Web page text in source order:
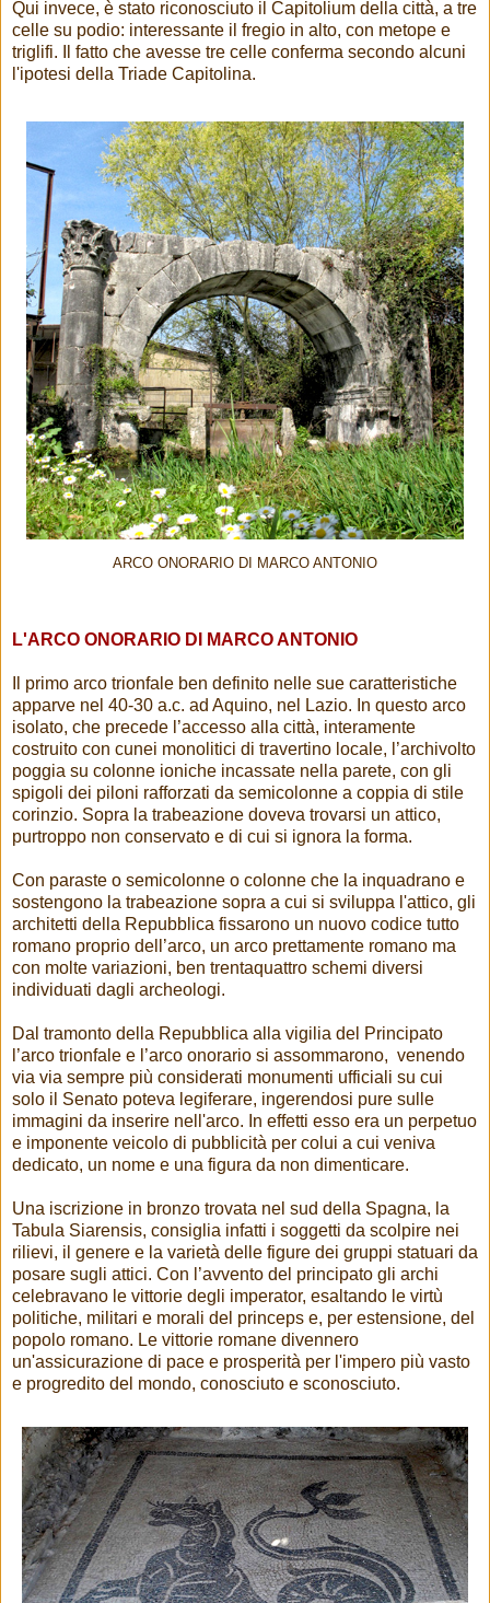
Qui invece, è stato riconosciuto il Capitolium della città, a tre
celle su podio: interessante il fregio in alto, con metope e
triglifi. Il fatto che avesse tre celle conferma secondo alcuni
l'ipotesi della Triade Capitolina.
ARCO ONORARIO DI MARCO ANTONIO
L'ARCO ONORARIO DI MARCO ANTONIO
Il primo arco trionfale ben definito nelle sue caratteristiche
apparve nel 40-30 a.c. ad Aquino, nel Lazio. In questo arco
isolato, che precede l’accesso alla città, interamente
costruito con cunei monolitici di travertino locale, l’archivolto
poggia su colonne ioniche incassate nella parete, con gli
spigoli dei piloni rafforzati da semicolonne a coppia di stile
corinzio. Sopra la trabeazione doveva trovarsi un attico,
purtroppo non conservato e di cui si ignora la forma.
Con paraste o semicolonne o colonne che la inquadrano e
sostengono la trabeazione sopra a cui si sviluppa l'attico, gli
architetti della Repubblica fissarono un nuovo codice tutto
romano proprio dell’arco, un arco prettamente romano ma
con molte variazioni, ben trentaquattro schemi diversi
individuati dagli archeologi.
Dal tramonto della Repubblica alla vigilia del Principato
l’arco trionfale e l’arco onorario si assommarono, venendo
via via sempre più considerati monumenti ufficiali su cui
solo il Senato poteva legiferare, ingerendosi pure sulle
immagini da inserire nell'arco. In effetti esso era un perpetuo
e imponente veicolo di pubblicità per colui a cui veniva
dedicato, un nome e una figura da non dimenticare.
Una iscrizione in bronzo trovata nel sud della Spagna, la
Tabula Siarensis, consiglia infatti i soggetti da scolpire nei
rilievi, il genere e la varietà delle figure dei gruppi statuari da
posare sugli attici. Con l’avvento del principato gli archi
celebravano le vittorie degli imperator, esaltando le virtù
politiche, militari e morali del princeps e, per estensione, del
popolo romano. Le vittorie romane divennero
un'assicurazione di pace e prosperità per l'impero più vasto
e progredito del mondo, conosciuto e sconosciuto.